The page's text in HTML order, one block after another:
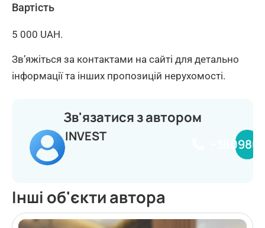
Вартість
5 000 UAH.
Зв’яжіться за контактами на сайті для детально
інформації та інших пропозицій нерухомості.
Зв'язатися з автором
INVEST
Інші об'єкти автора